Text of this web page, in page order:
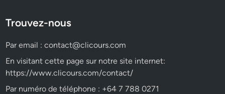
Trouvez-nous
Par email :contact@clicours.com
En visitant cette page sur notre site internet:
https://www.clicours.com/contact/
Par numéro de téléphone : +64 7 788 0271